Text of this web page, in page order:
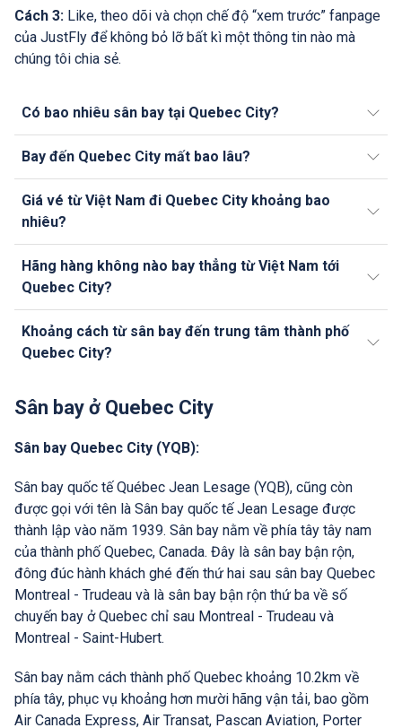
Cách 3: Like, theo dõi và chọn chế độ “xem trước” fanpage
của JustFly để không bỏ lỡ bất kì một thông tin nào mà
chúng tôi chia sẻ.
Có bao nhiêu sân bay tại Quebec City?
Bay đến Quebec City mất bao lâu?
Giá vé từ Việt Nam đi Quebec City khoảng bao
nhiêu?
Hãng hàng không nào bay thẳng từ Việt Nam tới
Quebec City?
Khoảng cách từ sân bay đến trung tâm thành phố
Quebec City?
Sân bay ở Quebec City
Sân bay Quebec City (YQB):
Sân bay quốc tế Québec Jean Lesage (YQB), cũng còn
được gọi với tên là Sân bay quốc tế Jean Lesage được
thành lập vào năm 1939. Sân bay nằm về phía tây tây nam
của thành phố Quebec, Canada. Đây là sân bay bận rộn,
đông đúc hành khách ghé đến thứ hai sau sân bay Quebec
Montreal - Trudeau và là sân bay bận rộn thứ ba về số
chuyến bay ở Quebec chỉ sau Montreal - Trudeau và
Montreal - Saint-Hubert.
Sân bay nằm cách thành phố Quebec khoảng 10.2km về
phía tây, phục vụ khoảng hơn mười hãng vận tải, bao gồm
Air Canada Express, Air Transat, Pascan Aviation, Porter